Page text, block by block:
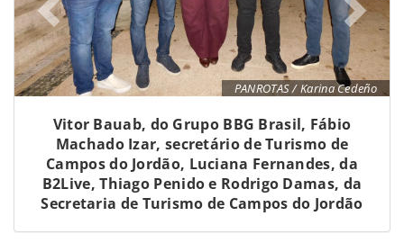
PANROTAS / Karina Cedeño
Vitor Bauab, do Grupo BBG Brasil, Fábio
Machado Izar, secretário de Turismo de
Campos do Jordão, Luciana Fernandes, da
B2Live, Thiago Penido e Rodrigo Damas, da
Secretaria de Turismo de Campos do Jordão